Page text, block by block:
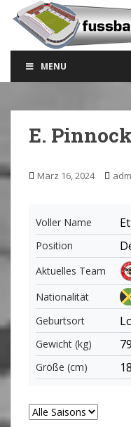
c
n
MENU
E. Pinnock
März 16, 2024
Voller Name
Position
Aktuelles Team
Nationalität
Geburtsort
Gewicht (kg) 79
Größe (cm)